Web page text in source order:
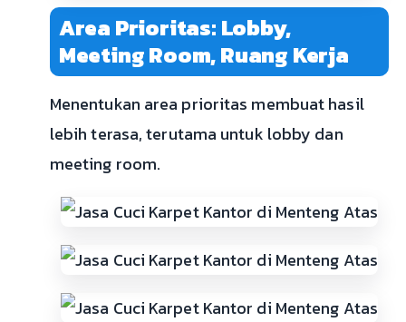
Area Prioritas: Lobby,
Meeting Room, Ruang Kerja
Menentukan area prioritas membuat hasil
lebih terasa, terutama untuk lobby dan
meeting room.